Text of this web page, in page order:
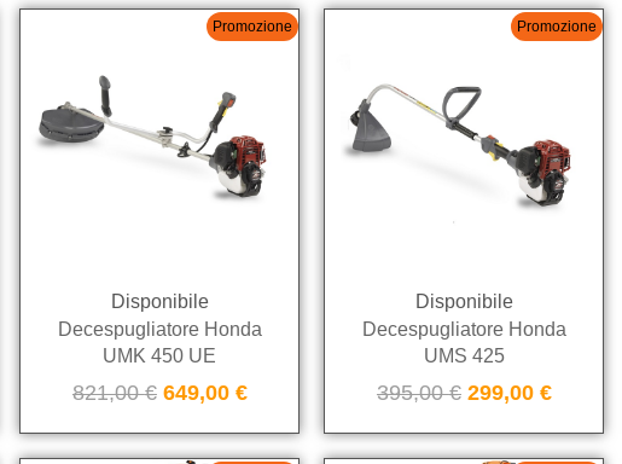
Promozione
Disponibile
Decespugliatore Honda
UMK 450 UE
821,00€ 649,00 €
Promozione
Disponibile
Decespugliatore Honda
UMS 425
395,00€ 299,00 €